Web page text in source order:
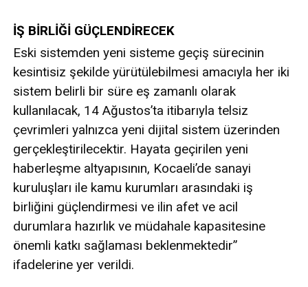
İŞ BİRLİĞİ GÜÇLENDİRECEK
Eski sistemden yeni sisteme geçiş sürecinin
kesintisiz şekilde yürütülebilmesi amacıyla her iki
sistem belirli bir süre eş zamanlı olarak
kullanılacak, 14 Ağustos’ta itibarıyla telsiz
çevrimleri yalnızca yeni dijital sistem üzerinden
gerçekleştirilecektir. Hayata geçirilen yeni
haberleşme altyapısının, Kocaeli’de sanayi
kuruluşları ile kamu kurumları arasındaki iş
birliğini güçlendirmesi ve ilin afet ve acil
durumlara hazırlık ve müdahale kapasitesine
önemli katkı sağlaması beklenmektedir”
ifadelerine yer verildi.